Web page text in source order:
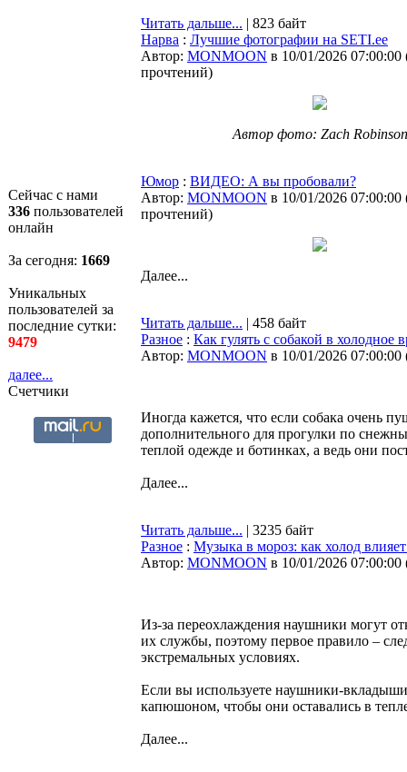
Сейчас с нами
336 пользователей
онлайн
За сегодня: 1669
Уникальных
пользователей за
последние сутки:
9479
далее...
Счетчики
Читать дальше... | 823 байт
Нарва : Лучшие фотографии на SETI.ee
Автор: MONMOON в 10/01/2026 07:00:00
прочтений)
Автор фото: Zach Robinson
Юмор : ВИДЕО: А вы пробовали?
Автор: MONMOON в 10/01/2026 07:00:00
прочтений)
Далее...
Читать дальше... | 458 байт
Разное : Как гулять с собакой в холодное
Автор: MONMOON в 10/01/2026 07:00:00
Иногда кажется, что если собака очень
дополнительного для прогулки по
теплой одежде и ботинках, а ведь они
Далее...
Читать дальше... | 3235 байт
Разное : Музыка в мороз: как холод
Автор: MONMOON в 10/01/2026 07:00:00
Из-за переохлаждения наушники могут
их службы, поэтому первое правило –
экстремальных условиях.
Если вы используете наушники-
капюшоном, чтобы они оставались в
Далее...